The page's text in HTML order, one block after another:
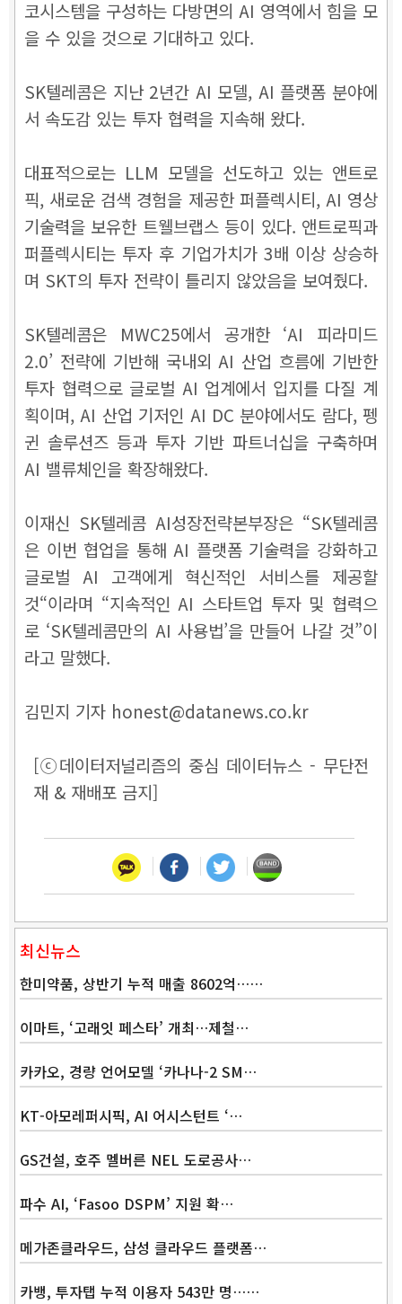
코시스템을 구성하는 다방면의 AI 영역에서 힘을 모
을 수 있을 것으로 기대하고 있다.
SK텔레콤은 지난 2년간 AI 모델, AI 플랫폼 분야에
서 속도감 있는 투자 협력을 지속해 왔다.
대표적으로는 LLM 모델을 선도하고 있는 앤트로
픽, 새로운 검색 경험을 제공한 퍼플렉시티, AI 영상
기술력을 보유한 트웰브랩스 등이 있다. 앤트로픽과
퍼플렉시티는 투자 후 기업가치가 3배 이상 상승하
며 SKT의 투자 전략이 틀리지 않았음을 보여줬다.
SK텔레콤은 MWC25에서 공개한 ‘AI 피라미드
2.0’ 전략에 기반해 국내외 AI 산업 흐름에 기반한
투자 협력으로 글로벌 AI 업계에서 입지를 다질 계
획이며, AI 산업 기저인 AI DC 분야에서도 람다, 펭
귄 솔루션즈 등과 투자 기반 파트너십을 구축하며
AI 밸류체인을 확장해왔다.
이재신 SK텔레콤 AI성장전략본부장은 “SK텔레콤
은 이번 협업을 통해 AI 플랫폼 기술력을 강화하고
글로벌 AI 고객에게 혁신적인 서비스를 제공할
것“이라며 “지속적인 AI 스타트업 투자 및 협력으
로 ‘SK텔레콤만의 AI 사용법’을 만들어 나갈 것”이
라고 말했다.
김민지 기자 honest@datanews.co.kr
[ⓒ데이터저널리즘의 중심 데이터뉴스 - 무단전
재 & 재배포 금지]
최신뉴스
한미약품, 상반기 누적 매출 8602억……
이마트, ‘고래잇 페스타’ 개최…제철…
카카오, 경량 언어모델 ‘카나나-2 SM…
KT-아모레퍼시픽, AI 어시스턴트 ‘…
GS건설, 호주 멜버른 NEL 도로공사…
파수 AI, ‘Fasoo DSPM’ 지원 확…
메가존클라우드, 삼성 클라우드 플랫폼…
카뱅, 투자탭 누적 이용자 543만 명……